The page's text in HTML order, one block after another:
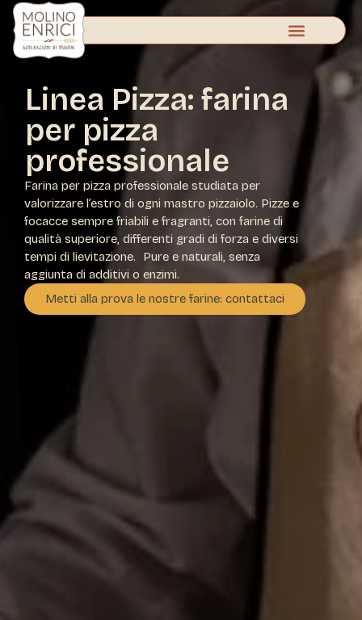
Linea Pizza: farina
per pizza
professionale
Farina per pizza professionale studiata per
valorizzare l’estro di ogni mastro pizzaiolo. Pizze e
focacce sempre friabili e fragranti, con farine di
qualità superiore, differenti gradi di forza e diversi
tempi di lievitazione. Pure e naturali, senza
aggiunta di additivi o enzimi.
Metti alla prova le nostre farine: contattaci